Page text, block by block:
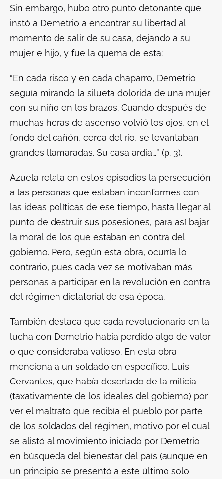
Sin embargo, hubo otro punto detonante que
instó a Demetrio a encontrar su libertad al
momento de salir de su casa, dejando a su
mujer e hijo, y fue la quema de esta:
“En cada risco y en cada chaparro, Demetrio
seguía mirando la silueta dolorida de una mujer
con su niño en los brazos. Cuando después de
muchas horas de ascenso volvió los ojos, en el
fondo del cañón, cerca del río, se levantaban
grandes llamaradas. Su casa ardía…” (p. 3).
Azuela relata en estos episodios la persecución
a las personas que estaban inconformes con
las ideas políticas de ese tiempo, hasta llegar al
punto de destruir sus posesiones, para así bajar
la moral de los que estaban en contra del
gobierno. Pero, según esta obra, ocurría lo
contrario, pues cada vez se motivaban más
personas a participar en la revolución en contra
del régimen dictatorial de esa época.
También destaca que cada revolucionario en la
lucha con Demetrio había perdido algo de valor
o que consideraba valioso. En esta obra
menciona a un soldado en específico, Luis
Cervantes, que había desertado de la milicia
(taxativamente de los ideales del gobierno) por
ver el maltrato que recibía el pueblo por parte
de los soldados del régimen, motivo por el cual
se alistó al movimiento iniciado por Demetrio
en búsqueda del bienestar del país (aunque en
un principio se presentó a este último solo